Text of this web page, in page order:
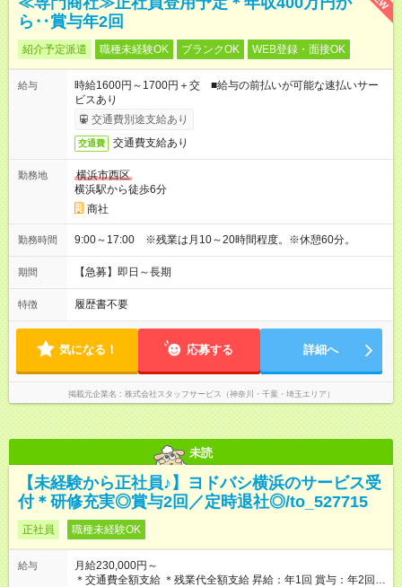
ら‥賞与年2回
紹介予定派遣 職種未経験OK ブランクOK WEB登録・面接OK
給与
時給1600円～1700円＋交 ■給与の前払いが可能な速払いサー
ビスあり
交通費別途支給あり
交通費 交通費支給あり
勤務地
横浜市西区
横浜駅から徒歩6分
商社
勤務時間 9:00～17:00 ※残業は月10～20時間程度。※休憩60分。
期間 【急募】即日～長期
特徴 履歴書不要
気になる！ 応募する 詳細へ
掲載元企業名 株式会社スタッフサービス（神奈川・千葉・埼玉エリア）
未読
【未経験から正社員♪】ヨドバシ横浜のサービス受
付＊研修充実◎賞与2回／定時退社◎/to_527715
正社員 職種未経験OK
給与
月給230,000円～
＊交通費全額支給 ＊残業代全額支給 昇給：年1回 賞与：年2回